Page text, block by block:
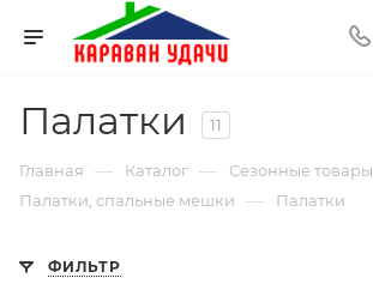
Палатки 11
Главная — Каталог — Сезонные товары
Палатки, спальные мешки — Палатки
ФИЛЬТР